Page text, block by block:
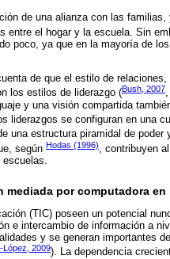
de una alianza con las
entre el hogar y la escuela. Sin
poco, ya que en la mayoría de
de que el estilo de
los estilos de liderazgo (Bush, 2007,
y una visión compartida
liderazgos se configuran en una
una estructura piramidal de poder
según Hodas (1996)
, contribuyen
por computadora
(TIC) poseen un potencial
e intercambio de información a
y se generan importantes
López, 2009). La dependencia